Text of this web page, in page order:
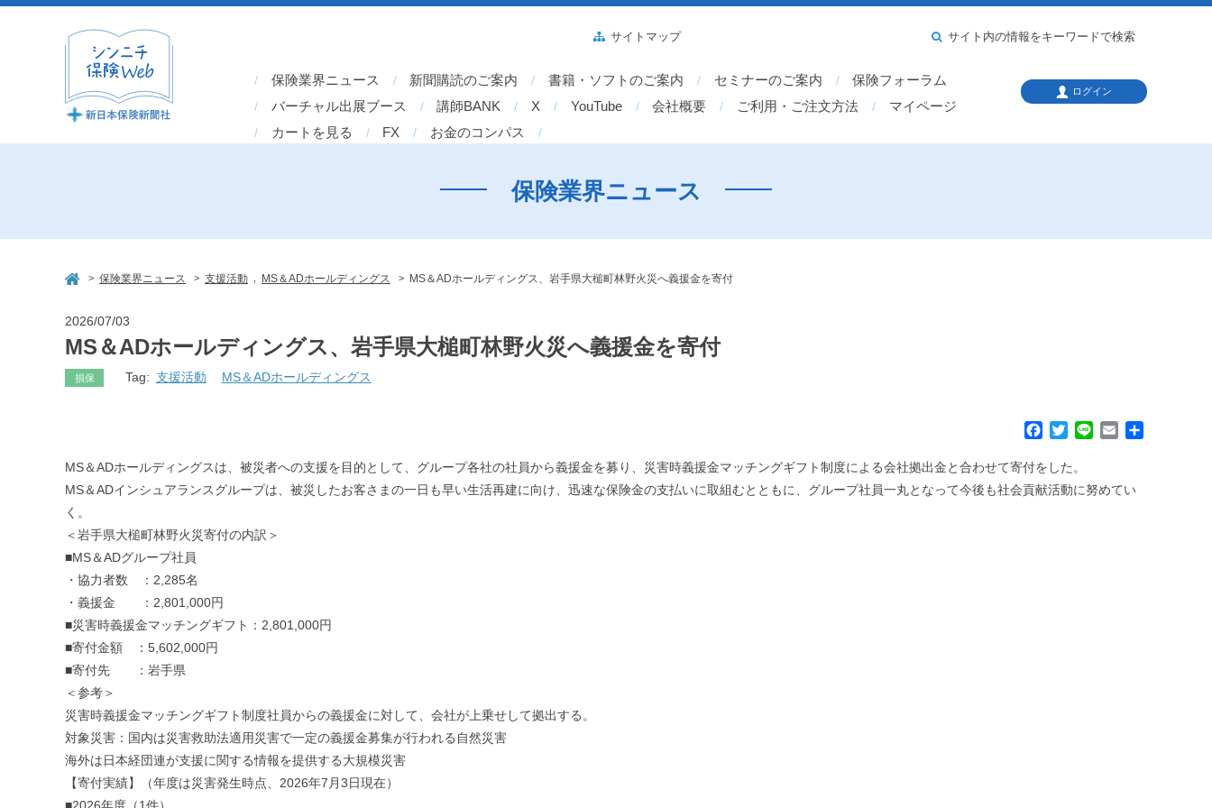
保険業界ニュース 新聞購読のご案内 書籍・ソフトのご案内 セミナーのご案内
保険フォーラム
バーチャル出展ブース
講師BANK X YouTube 会社概要 ご利用・ご注文方法
マイページ
カートを見る
FX お金のコンパス
サイトマップ サイト内の情報をキーワードで検索
ログイン
保険業界ニュース
> 保険業界ニュース > 支援活動 MS＆ADホールディングス > MS＆ADホールディングス、岩手県大槌町林野火災へ義援金を寄付
2026/07/03
MS＆ADホールディングス、岩手県大槌町林野火災へ義援金を寄付
損保 Tag: 支援活動 MS＆ADホールディングス
c
e
i
t
e
i
MS＆ADホールディングスは、被災者への支援を目的として、グループ各社の社員から義援金を募り、災害時義援金マッチングギフト制度による会社拠出金と合わせて寄付をした。
MS＆ADインシュアランスグループは、被災したお客さまの一日も早い生活再建に向け、迅速な保険金の支払いに取組むとともに、グループ社員一丸となって今後も社会貢献活動に努めてい
く。
＜岩手県大槌町林野火災寄付の内訳＞
■MS＆ADグループ社員
・協力者数 ：2,285名
・義援金 ：2,801,000円
■災害時義援金マッチングギフト：2,801,000円
■寄付金額 ：5,602,000円
■寄付先 ：岩手県
＜参考＞
災害時義援金マッチングギフト制度社員からの義援金に対して、会社が上乗せして拠出する。
対象災害：国内は災害救助法適用災害で一定の義援金募集が行われる自然災害
海外は日本経団連が支援に関する情報を提供する大規模災害
【寄付実績】（年度は災害発生時点、2026年7月3日現在）
■2026年度（1件）